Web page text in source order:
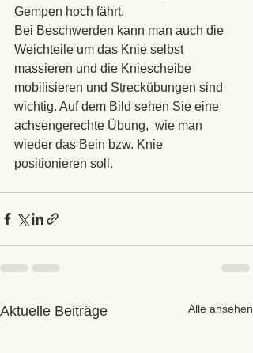
Gempen hoch fährt.
Bei Beschwerden kann man auch die
Weichteile um das Knie selbst
massieren und die Kniescheibe
mobilisieren und Streckübungen sind
wichtig. Auf dem Bild sehen Sie eine
achsengerechte Übung,  wie man
wieder das Bein bzw. Knie
positionieren soll.
Aktuelle Beiträge Alle ansehen